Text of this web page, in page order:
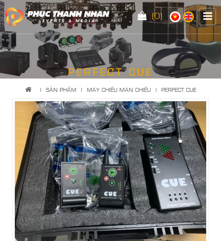
(0)
PERFECT CUE
| SẢN PHẨM | MÁY CHIẾU MÀN CHIẾU | PERFECT CUE